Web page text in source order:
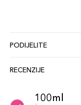
PODIJELITE
RECENZIJE
100ml